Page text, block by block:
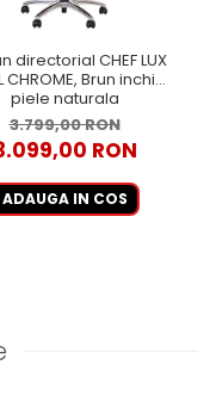
directorial CHEF LUX
CHROME, Brun inchis,
piele naturala
3.799,00 RON
RON
ADAUGA IN COS